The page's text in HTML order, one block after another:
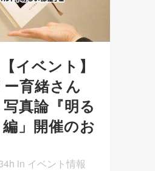
【イベント】
ー育緒さん
真論『明る
」開催のお
in イベント情報